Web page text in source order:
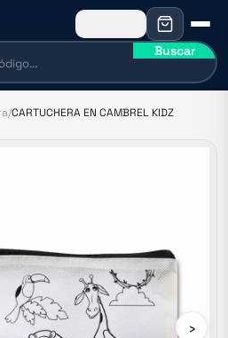
Buscar
/CARTUCHERA EN CAMBREL KIDZ
›